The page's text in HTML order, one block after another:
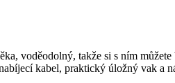
voděodolný, takže si s ním můžete
kabel, praktický úložný vak a